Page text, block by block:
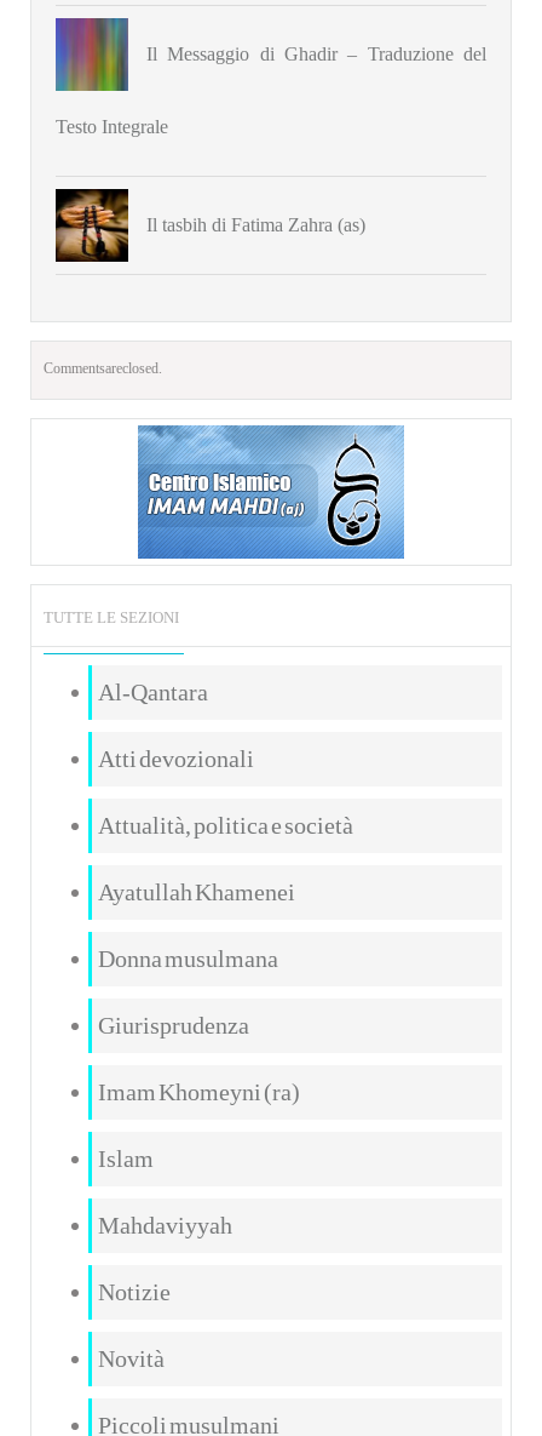
Il Messaggio di Ghadir – Traduzione del
Testo Integrale
Il tasbih di Fatima Zahra (as)
Comments are closed.
TUTTE LE SEZIONI
Al-Qantara
Atti devozionali
Attualità, politica e società
Ayatullah Khamenei
Donna musulmana
Giurisprudenza
Imam Khomeyni (ra)
Islam
Mahdaviyyah
Notizie
Novità
Piccoli musulmani